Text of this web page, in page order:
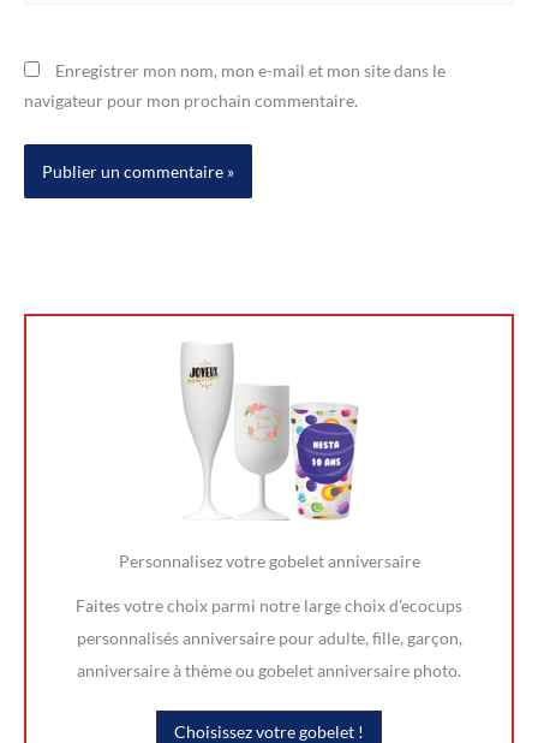
Enregistrer mon nom, mon e-mail et mon site dans le
navigateur pour mon prochain commentaire.
Personnalisez votre gobelet anniversaire
Faites votre choix parmi notre large choix d’ecocups
personnalisés anniversaire pour adulte, fille, garçon,
anniversaire à thème ou gobelet anniversaire photo.
Choisissez votre gobelet !